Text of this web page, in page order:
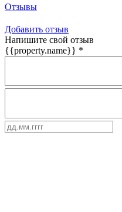
Отзывы
Добавить отзыв
Напишите свой отзыв
{{property.name}} *